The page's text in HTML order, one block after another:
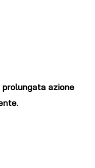
prolungata azione